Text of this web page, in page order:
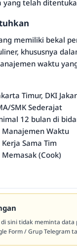
telah
memiliki bekal
khususnya
waktu
Timur, DKI
SMK Sederajat
12 bulan di
Waktu
Sama Tim
(Cook)
sini tidak meminta
Form / Grup Telegram